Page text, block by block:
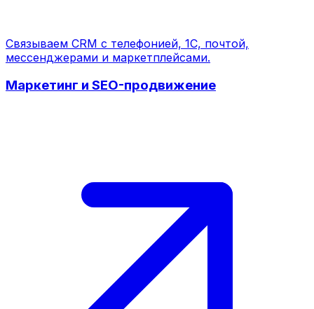
Связываем CRM с телефонией, 1С, почтой,
мессенджерами и маркетплейсами.
Маркетинг и SEO-продвижение